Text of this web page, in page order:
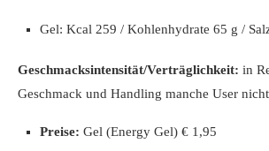
Gel: Kcal 259 / Kohlenhydrate 65 g /
Geschmacksintensität/Verträglichkeit: in
Geschmack und Handling manche User
Preise: Gel (Energy Gel) € 1,95